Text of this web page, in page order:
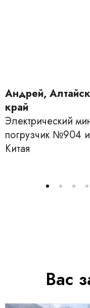
Андрей,
край
Электрический
погрузчик №904
Китая
Вас